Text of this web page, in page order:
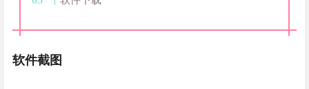
软件截图